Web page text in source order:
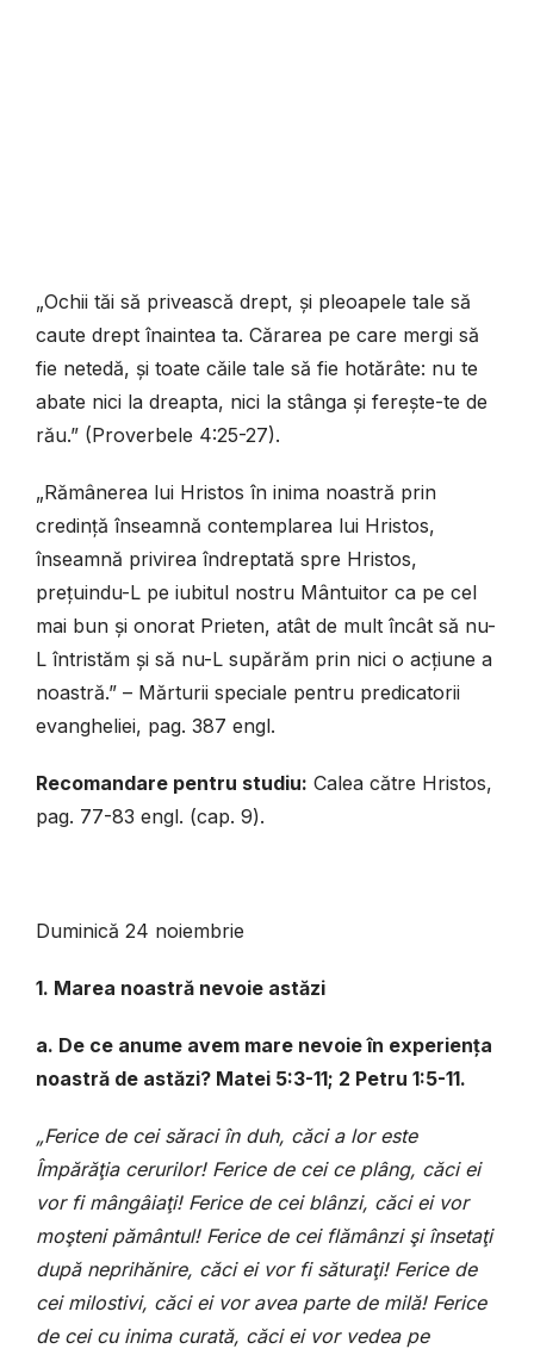
„Ochii tăi să privească drept, și pleoapele tale să
caute drept înaintea ta. Cărarea pe care mergi să
fie netedă, și toate căile tale să fie hotărâte: nu te
abate nici la dreapta, nici la stânga și ferește-te de
rău.” (Proverbele 4:25-27).
„Rămânerea lui Hristos în inima noastră prin
credință înseamnă contemplarea lui Hristos,
înseamnă privirea îndreptată spre Hristos,
prețuindu-L pe iubitul nostru Mântuitor ca pe cel
mai bun și onorat Prieten, atât de mult încât să nu-
L întristăm și să nu-L supărăm prin nici o acțiune a
noastră.” – Mărturii speciale pentru predicatorii
evangheliei, pag. 387 engl.
Recomandare pentru studiu: Calea către Hristos,
pag. 77-83 engl. (cap. 9).
Duminică 24 noiembrie
1. Marea noastră nevoie astăzi
a. De ce anume avem mare nevoie în experiența
noastră de astăzi? Matei 5:3-11; 2 Petru 1:5-11.
„Ferice de cei săraci în duh, căci a lor este
Împărăţia cerurilor! Ferice de cei ce plâng, căci ei
vor fi mângâiaţi! Ferice de cei blânzi, căci ei vor
moşteni pământul! Ferice de cei flămânzi şi însetaţi
după neprihănire, căci ei vor fi săturaţi! Ferice de
cei milostivi, căci ei vor avea parte de milă! Ferice
de cei cu inima curată, căci ei vor vedea pe